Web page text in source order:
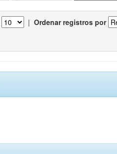
| Ordenar registros por